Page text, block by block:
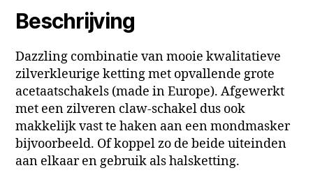
Beschrijving
Dazzling combinatie van mooie kwalitatieve
zilverkleurige ketting met opvallende grote
acetaatschakels (made in Europe). Afgewerkt
met een zilveren claw-schakel dus ook
makkelijk vast te haken aan een mondmasker
bijvoorbeeld. Of koppel zo de beide uiteinden
aan elkaar en gebruik als halsketting.